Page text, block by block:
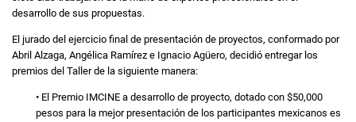
desarrollo de sus propuestas.
El jurado del ejercicio final de presentación de proyectos, conformado por
Abril Alzaga, Angélica Ramírez e Ignacio Agüero, decidió entregar los
premios del Taller de la siguiente manera:
• El Premio IMCINE a desarrollo de proyecto, dotado con $50,000
pesos para la mejor presentación de los participantes mexicanos es